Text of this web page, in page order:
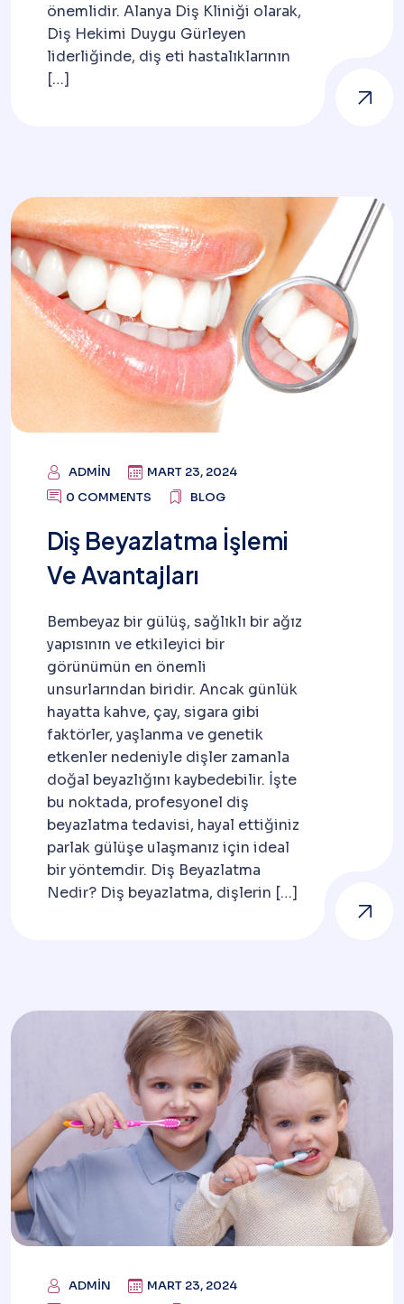
önemlidir. Alanya Diş Kliniği olarak,
Diş Hekimi Duygu Gürleyen
liderliğinde, diş eti hastalıklarının
[…]
ADMIN
MART 23, 2024
0 COMMENTS
BLOG
Diş Beyazlatma İşlemi
Ve Avantajları
Bembeyaz bir gülüş, sağlıklı bir ağız
yapısının ve etkileyici bir
görünümün en önemli
unsurlarından biridir. Ancak günlük
hayatta kahve, çay, sigara gibi
faktörler, yaşlanma ve genetik
etkenler nedeniyle dişler zamanla
doğal beyazlığını kaybedebilir. İşte
bu noktada, profesyonel diş
beyazlatma tedavisi, hayal ettiğiniz
parlak gülüşe ulaşmanız için ideal
bir yöntemdir. Diş Beyazlatma
Nedir? Diş beyazlatma, dişlerin […]
ADMIN
MART 23, 2024